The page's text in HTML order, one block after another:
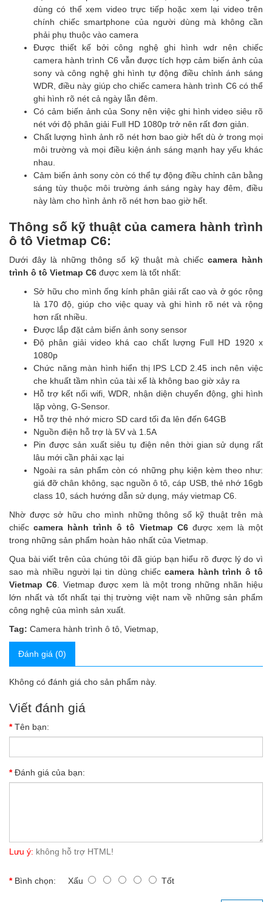
dùng có thể xem video trực tiếp hoặc xem lại video trên
chính chiếc smartphone của người dùng mà không cần
phải phụ thuộc vào camera
Được thiết kế bởi công nghệ ghi hình wdr nên chiếc
camera hành trình C6 vẫn được tích hợp cảm biến ảnh của
sony và công nghệ ghi hình tự động điều chỉnh ánh sáng
WDR, điều này giúp cho chiếc camera hành trình C6 có thể
ghi hình rõ nét cả ngày lẫn đêm.
Có cảm biến ảnh của Sony nên việc ghi hình video siêu rõ
nét với độ phân giải Full HD 1080p trở nên rất đơn giản.
Chất lượng hình ảnh rõ nét hơn bao giờ hết dù ở trong mọi
môi trường và mọi điều kiện ánh sáng mạnh hay yếu khác
nhau.
Cảm biến ảnh sony còn có thể tự động điều chỉnh cân bằng
sáng tùy thuộc môi trường ánh sáng ngày hay đêm, điều
này làm cho hình ảnh rõ nét hơn bao giờ hết.
Thông số kỹ thuật của camera hành trình
ô tô Vietmap C6:
Dưới đây là những thông số kỹ thuật mà chiếc camera hành
trình ô tô Vietmap C6 được xem là tốt nhất:
Sở hữu cho mình ống kính phân giải rất cao và ở góc rộng
là 170 độ, giúp cho việc quay và ghi hình rõ nét và rộng
hơn rất nhiều.
Được lắp đặt cảm biến ảnh sony sensor
Độ phân giải video khá cao chất lượng Full HD 1920 x
1080p
Chức năng màn hình hiển thị IPS LCD 2.45 inch nên việc
che khuất tầm nhìn của tài xế là không bao giờ xảy ra
Hỗ trợ kết nối wifi, WDR, nhận diện chuyển động, ghi hình
lặp vòng, G-Sensor.
Hỗ trợ thẻ nhớ micro SD card tối đa lên đến 64GB
Nguồn điện hỗ trợ là 5V và 1.5A
Pin được sản xuất siêu tụ điện nên thời gian sử dụng rất
lâu mới cần phải xạc lại
Ngoài ra sản phẩm còn có những phụ kiện kèm theo như:
giá đỡ chân không, sạc nguồn ô tô, cáp USB, thẻ nhớ 16gb
class 10, sách hướng dẫn sử dụng, máy vietmap C6.
Nhờ được sở hữu cho mình những thông số kỹ thuật trên mà
chiếccamera hành trình ô tô Vietmap C6được xem là một
trong những sản phẩm hoàn hảo nhất của Vietmap.
Qua bài viết trên của chúng tôi đã giúp bạn hiểu rõ được lý do vì
sao mà nhiều người lại tin dùng chiếc camera hành trình ô tô
Vietmap C6 . Vietmap được xem là một trong những nhãn hiệu
lớn nhất và tốt nhất tại thị trường việt nam về những sản phẩm
công nghệ của mình sản xuất.
Tag: Camera hành trình ô tô Vietmap
Đánh giá (0)
Không có đánh giá cho sản phẩm này.
Viết đánh giá
Tên bạn:
Đánh giá của bạn:
Lưu ý: không hỗ trợ HTML!
Bình chọn: Xấu Tốt